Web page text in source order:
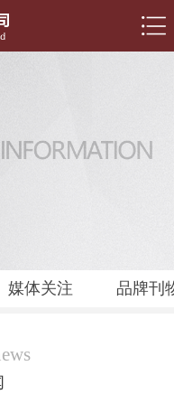
媒体关注 品牌刊